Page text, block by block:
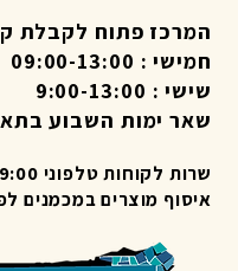
המרכז פתוח לקבלת
חמישי : 09:00-13:00
שישי : 9:00-13:00
שאר ימות השבוע
שרות לקוחות טלפוני 09:00-19:00
איסוף מוצרים במכמנים